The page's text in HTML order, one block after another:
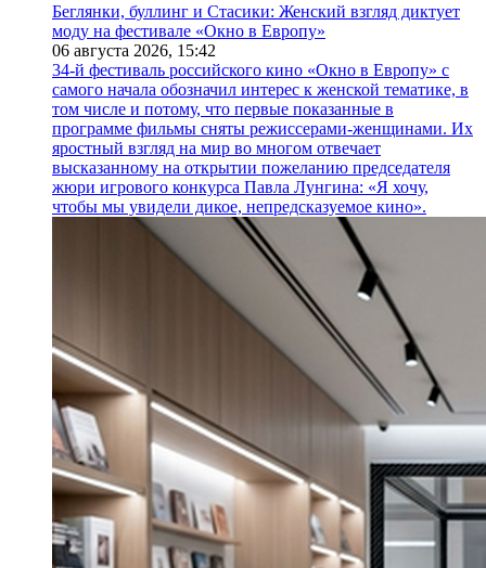
Беглянки, буллинг и Стасики: Женский взгляд диктует
моду на фестивале «Окно в Европу»
06 августа 2026, 15:42
34-й фестиваль российского кино «Окно в Европу» с
самого начала обозначил интерес к женской тематике, в
том числе и потому, что первые показанные в
программе фильмы сняты режиссерами-женщинами. Их
яростный взгляд на мир во многом отвечает
высказанному на открытии пожеланию председателя
жюри игрового конкурса Павла Лунгина: «Я хочу,
чтобы мы увидели дикое, непредсказуемое кино».